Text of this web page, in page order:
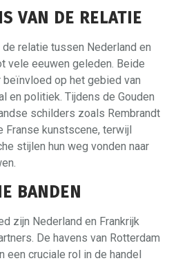
VAN DE RELATIE
relatie tussen Nederland en
vele eeuwen geleden. Beide
beïnvloed op het gebied van
en politiek. Tijdens de Gouden
schilders zoals Rembrandt
Franse kunstscene, terwijl
stijlen hun weg vonden naar
BANDEN
zijn Nederland en Frankrijk
De havens van Rotterdam
een cruciale rol in de handel